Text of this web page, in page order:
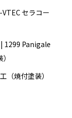
セラコー
1299 Panigale
（焼付塗装）